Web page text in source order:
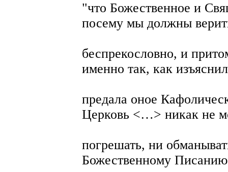
"что Божественное и
посему мы должны
беспрекословно, и
именно так, как
предала оное
Церковь <…> никак не
погрешать, ни
Божественному